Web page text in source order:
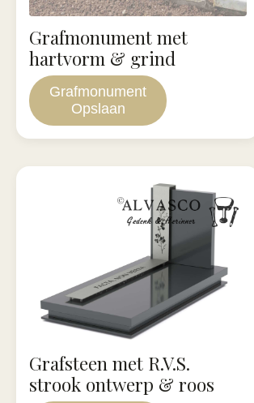
Grafmonument
Opslaan
Grafmonument met
hartvorm & grind
Grafsteen met R.V.S.
strook ontwerp & roos